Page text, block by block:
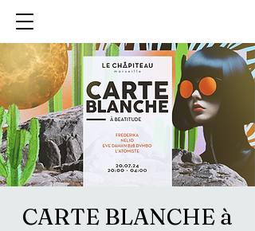
CARTE BLANCHE à